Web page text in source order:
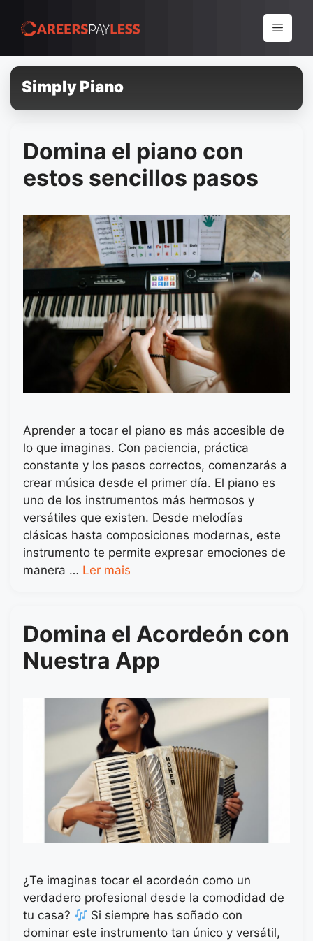
para
conteúdo
Menu
Simply Piano
Domina el piano con
estos sencillos pasos
Aprender a tocar el piano es más accesible de
lo que imaginas. Con paciencia, práctica
constante y los pasos correctos, comenzarás a
crear música desde el primer día. El piano es
uno de los instrumentos más hermosos y
versátiles que existen. Desde melodías
clásicas hasta composiciones modernas, este
instrumento te permite expresar emociones de
manera … Ler mais
Domina el Acordeón con
Nuestra App
¿Te imaginas tocar el acordeón como un
verdadero profesional desde la comodidad de
tu casa?
Si siempre has soñado con
dominar este instrumento tan único y versátil,